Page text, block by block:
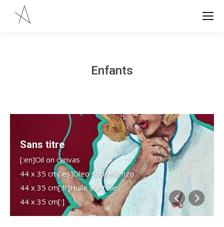
Enfants
Sans titre
[:en]Oil on canvas
44 x 35 cm[:es]Oleo sobre lienzo
44 x 35 cm[:fr]Huile sur toile
44 x 35 cm[:]